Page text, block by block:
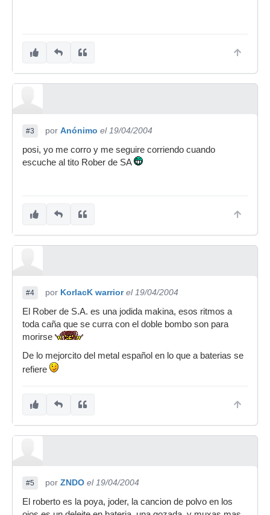
#3 por Anónimo el 19/04/2004
posi, yo me corro y me seguire corriendo cuando
escuche al tito Rober de SA
#4 por KorlacK warrior el 19/04/2004
El Rober de S.A. es una jodida makina, esos ritmos a
toda caña que se curra con el doble bombo son para
morirse
De lo mejorcito del metal español en lo que a baterias se
refiere
#5 por ZNDO el 19/04/2004
El roberto es la poya, joder, la cancion de polvo en los